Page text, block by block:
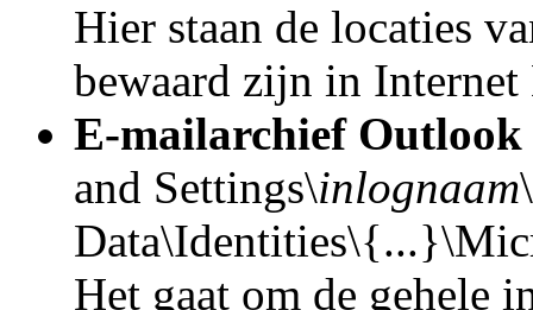
Hier staan de locaties
bewaard zijn in
E-mailarchief Outlook
and Settings\inlognaam
Het gaat om de gehele